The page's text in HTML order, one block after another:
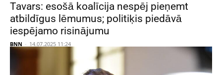
Tavars: esošā koalīcija nespēj pieņemt
atbildīgus lēmumus; politiķis piedāvā
iespējamo risinājumu
BNN - 14.07.2025 11:24